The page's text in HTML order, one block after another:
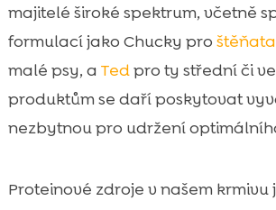
majitelé široké spektrum, včetně
formulací jako Chucky pro štěňata
malé psy, a Tedpro ty střední či
produktům se daří poskytovat
nezbytnou pro udržení
Proteinové zdroje v našem krmivu